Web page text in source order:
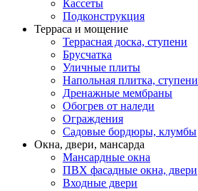
Кассеты
Подконструкция
Терраса и мощение
Террасная доска, ступени
Брусчатка
Уличные плиты
Напольная плитка, ступени
Дренажные мембраны
Обогрев от наледи
Ограждения
Садовые бордюры, клумбы
Окна, двери, мансарда
Мансардные окна
ПВХ фасадные окна, двери
Входные двери